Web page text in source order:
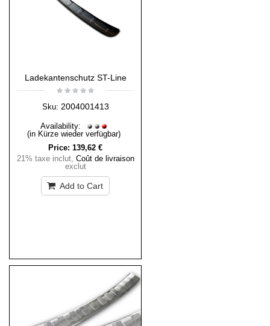
Ladekantenschutz ST-Line
Sku: 2004001413
Availability:
(in Kürze wieder verfügbar)
Price: 139,62 €
21% taxe inclut, Coût de livraison
exclut
Add to Cart